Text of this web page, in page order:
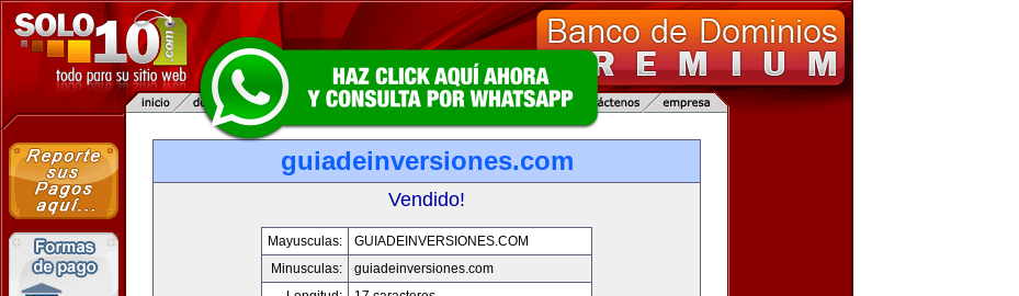
guiadeinversiones.com
Vendido!
Mayusculas:
GUIADEINVERSIONES.COM
Minusculas:
guiadeinversiones.com